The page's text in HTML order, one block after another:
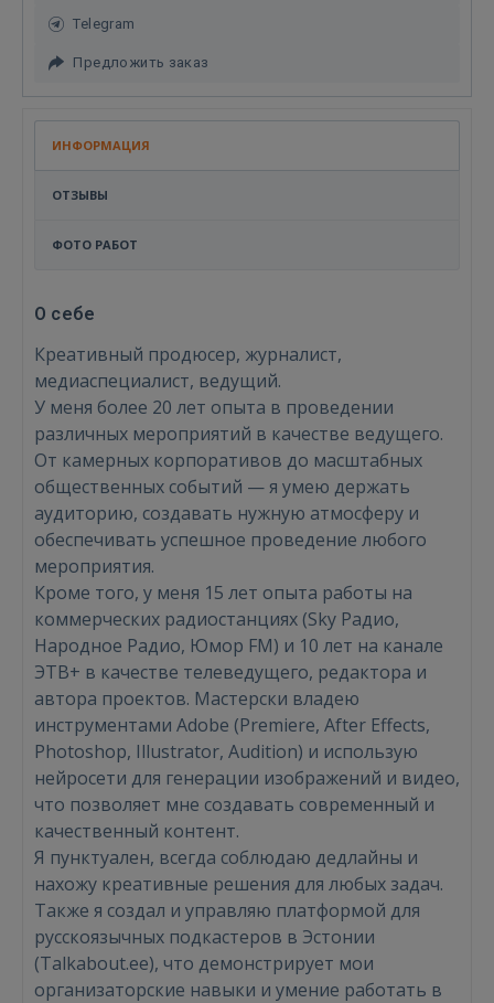
ВОЙТИ
Telegram
Предложить заказ
ИНФОРМАЦИЯ
ОТЗЫВЫ
ФОТО РАБОТ
О себе
Креативный продюсер, журналист,
медиаспециалист, ведущий.
У меня более 20 лет опыта в проведении
различных мероприятий в качестве ведущего.
От камерных корпоративов до масштабных
общественных событий — я умею держать
аудиторию, создавать нужную атмосферу и
обеспечивать успешное проведение любого
мероприятия.
Кроме того, у меня 15 лет опыта работы на
коммерческих радиостанциях (Sky Радио,
Народное Радио, Юмор FM) и 10 лет на канале
ЭТВ+ в качестве телеведущего, редактора и
автора проектов. Мастерски владею
инструментами Adobe (Premiere, After Effects,
Photoshop, Illustrator, Audition) и использую
нейросети для генерации изображений и видео,
что позволяет мне создавать современный и
качественный контент.
Я пунктуален, всегда соблюдаю дедлайны и
нахожу креативные решения для любых задач.
Также я создал и управляю платформой для
русскоязычных подкастеров в Эстонии
(Talkabout.ee), что демонстрирует мои
организаторские навыки и умение работать в